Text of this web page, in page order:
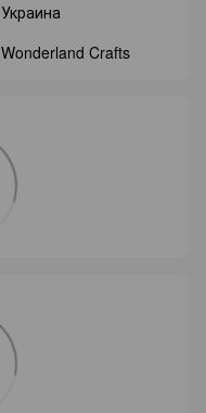
Украина
Wonderland Crafts